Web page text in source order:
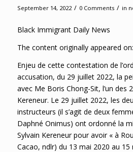
September 14, 2022 / 0 Comments / in
Black Immigrant Daily News
The content originally appeared on:
Enjeu de cette contestation de
accusation, du 29 juillet 2022, la
avec Me Boris Chong-Sit, l’un des
Kereneur. Le 29 juillet 2022, les
instructeurs (il s’agit de deux
Daphné Onimus) ont ordonné la
Sylvain Kereneur pour avoir « à
Cacao, ndlr) du 13 mai 2020 au 15